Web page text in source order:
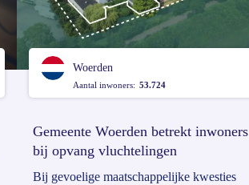
Woerden
Aantal inwoners: 53.724
Gemeente Woerden betrekt inwoners
bij opvang vluchtelingen
Bij gevoelige maatschappelijke kwesties